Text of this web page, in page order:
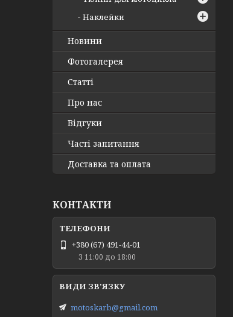
Наклейки
Новини
Фотогалерея
Статті
Про нас
Відгуки
Часті запитання
Доставка та оплата
КОНТАКТИ
+380 (67) 491-44-01
З 11:00 до 18:00
motoskarb@gmail.com